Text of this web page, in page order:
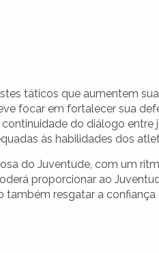
táticos que aumentem
focar em fortalecer sua
do diálogo
às habilidades dos
do Juventude, com um
proporcionar ao
resgatar a